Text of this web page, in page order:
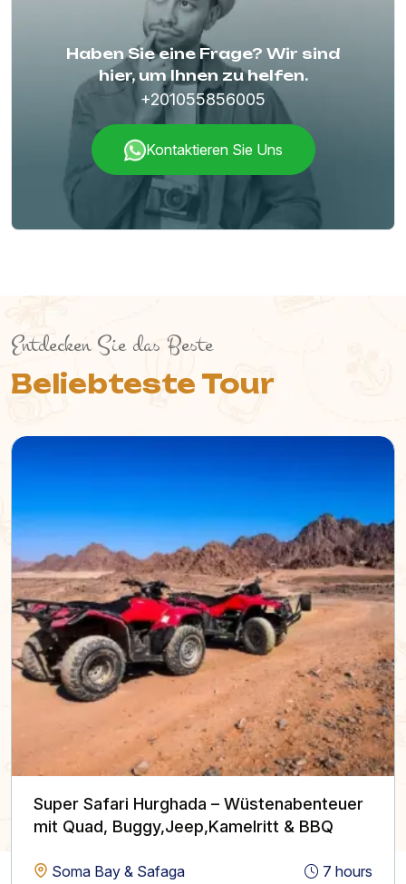
Haben Sie eine Frage? Wir sind
hier, um Ihnen zu helfen.
+201055856005
Kontaktieren Sie Uns
Entdecken Sie das Beste
Beliebteste Tour
Super Safari Hurghada – Wüstenabenteuer
mit Quad, Buggy,Jeep,Kamelritt & BBQ
Soma Bay & Safaga 7 hours